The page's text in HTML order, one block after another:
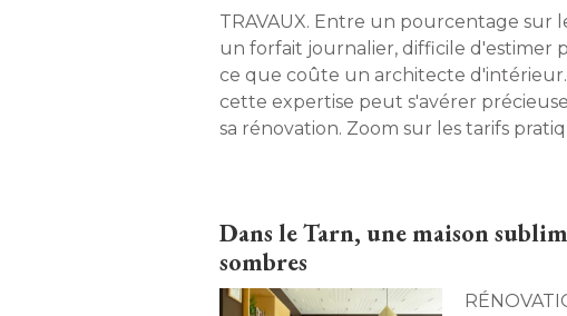
TRAVAUX. Entre un pourcentage sur les travaux et
un forfait journalier, difficile d'estimer
ce que coûte un architecte
cette expertise peut s'avérer
sa rénovation. Zoom sur les tarifs
Dans le Tarn, une maison
sombres
RÉNOVATION. Dans le Tarn,